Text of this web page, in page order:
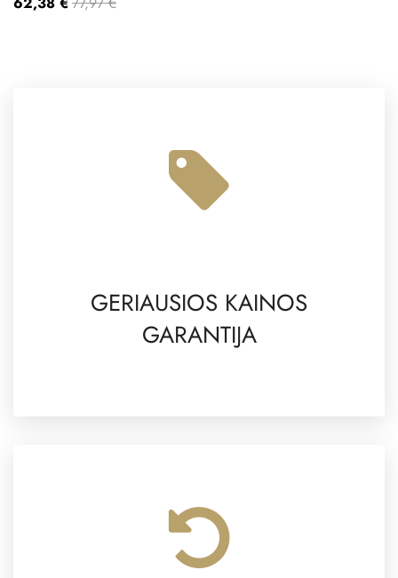
GERIAUSIOS KAINOS
GARANTIJA